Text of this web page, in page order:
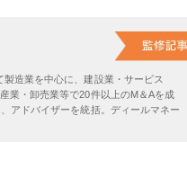
造業を中心に、建設業・サービス
業・卸売業等で20件以上のM＆Aを成
アドバイザーを統括。ディールマネー